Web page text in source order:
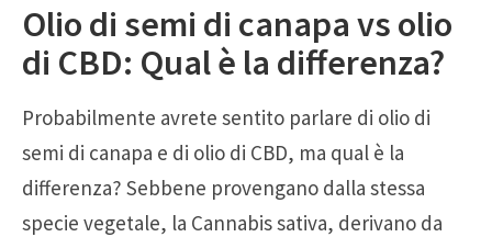
Olio di semi di canapa vs olio
di CBD: Qual è la differenza?
Probabilmente avrete sentito parlare di olio di
semi di canapa e di olio di CBD, ma qual è la
differenza? Sebbene provengano dalla stessa
specie vegetale, la Cannabis sativa, derivano da